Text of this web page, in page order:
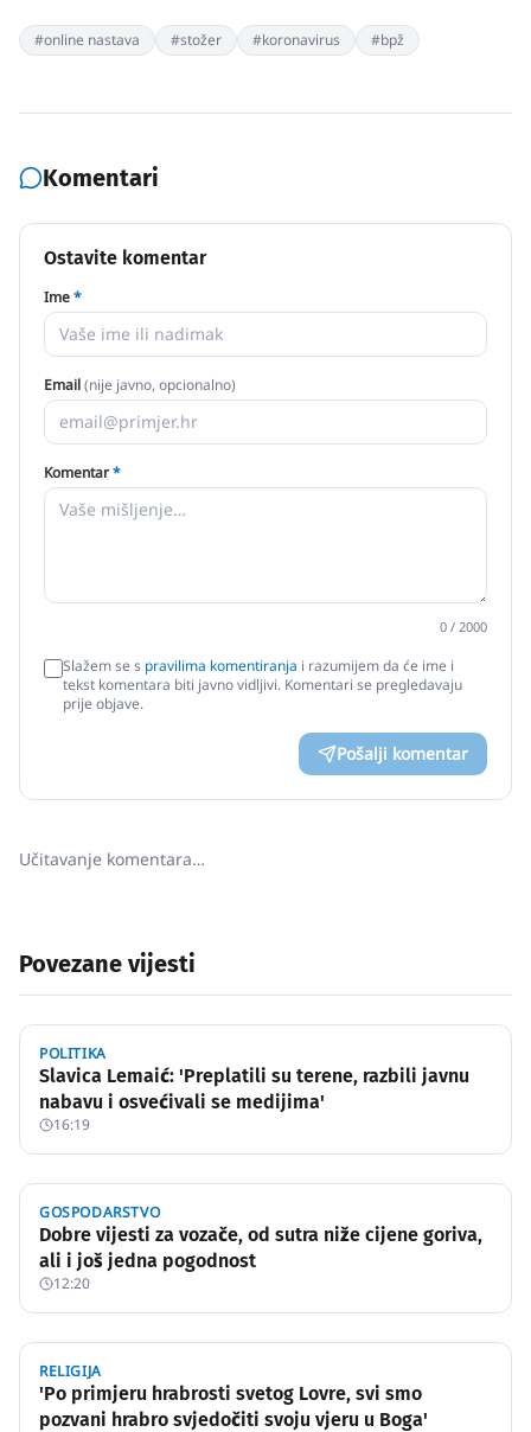
#online nastava #stožer #koronavirus #bpž
Komentari
Ostavite komentar
Ime*
Email(nije javno, opcionalno)
Komentar*
0 / 2000
Slažem se s pravilima komentiranja i razumijem da će ime i
tekst komentara biti javno vidljivi. Komentari se pregledavaju
prije objave.
Pošalji komentar
Učitavanje komentara…
Povezane vijesti
POLITIKA
Slavica Lemaić: 'Preplatili su terene, razbili javnu
nabavu i osvećivali se medijima'
16:19
GOSPODARSTVO
Dobre vijesti za vozače, od sutra niže cijene goriva,
ali i još jedna pogodnost
12:20
RELIGIJA
'Po primjeru hrabrosti svetog Lovre, svi smo
pozvani hrabro svjedočiti svoju vjeru u Boga'